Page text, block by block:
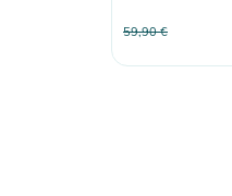
59,90 €